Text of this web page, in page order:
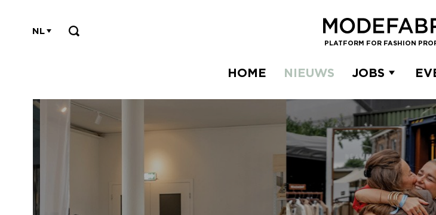
PLATFORM FOR FASHION
NL
HOME NIEUWS JOBS